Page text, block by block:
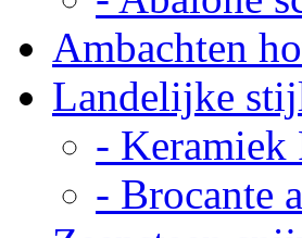
Ambachten
Landelijke
- Keramiek
- Brocante